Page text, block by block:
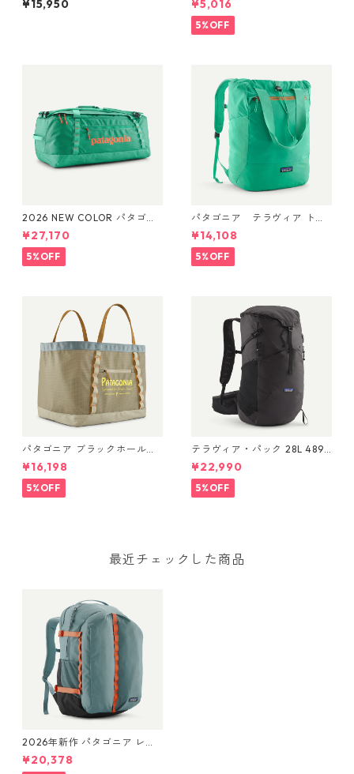
6L Weathered Stone 47914
¥15,950
ー Smolder Blue) Patagonia
Terravia Mini Hip Pack 1L 日
本正規品 製品番号 49448
¥5,016
5%OFF
2026 NEW COLOR パタゴニ
ア ブラックホール・ダッフ
ル 70L (カラー Aqua Stone)
Patagonia Black Hole® Duff
el 70L 日本正規品 製品番号
¥27,170
5%OFF
パタゴニア テラヴィア トー
ト パック 24L Aqua Stone 48
814 Patagonia Terravia Tote
Pack 24L 日本正規品
¥14,108
5%OFF
パタゴニア ブラックホール・
ギア・トート 61L Water Peop
le Banner: Weathered Stone
49276 Black Hole® Gear
Tote 61L 日本正規品
¥16,198
5%OFF
テラヴィア・パック 28L 48911
Black
¥22,990
5%OFF
最近チェックした商品
2026年新作 パタゴニア レフ
ュジオ・デイパック 32L Blue
Sage 47885 日本正規品
¥20,378